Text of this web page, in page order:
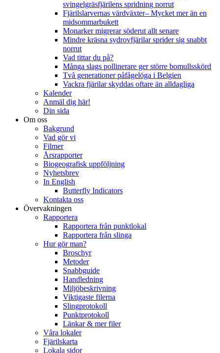
svingelgräsfjärilens spridning norrut
Fjärilslarvernas värdväxter– Mycket mer än en
midsommarbukett
Monarker migrerar söderut allt senare
Mindre kräsna sydrovfjärilar sprider sig snabbt
norrut
Vad tittar du på?
Många slags pollinerare ger större bomullsskörd
Två generationer påfågelöga i Belgien
Vackra fjärilar skyddas oftare än alldagliga
Kalender
Anmäl dig här!
Din sida
Om oss
Bakgrund
Vad gör vi
Filmer
Årsrapporter
Biogeografisk uppföljning
Nyhetsbrev
In English
Butterfly Indicators
Kontakta oss
Övervakningen
Rapportera
Rapportera från punktlokal
Rapportera från slinga
Hur gör man?
Broschyr
Metoder
Snabbguide
Handledning
Miljöbeskrivning
Viktigaste filerna
Slingprotokoll
Punktprotokoll
Länkar & mer filer
Våra lokaler
Fjärilskarta
Lokala sidor